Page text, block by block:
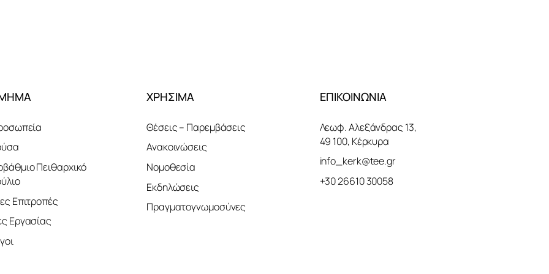
Πειθαρχικό
Επιτροπές
Εργασίας
ΧΡΗΣΙΜΑ
Θέσεις – Παρεμβάσεις
Ανακοινώσεις
Νομοθεσία
Εκδηλώσεις
Πραγματογνωμοσύνες
ΕΠΙΚΟΙΝΩΝΙΑ
Λεωφ. Αλεξάνδρας 13,
49 100, Κέρκυρα
info_kerk@tee.gr
+30 26610 30058